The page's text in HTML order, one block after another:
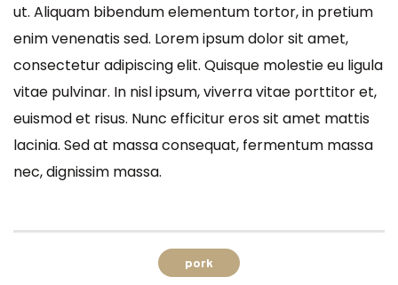
ut. Aliquam bibendum elementum tortor, in pretium
enim venenatis sed. Lorem ipsum dolor sit amet,
consectetur adipiscing elit. Quisque molestie eu ligula
vitae pulvinar. In nisl ipsum, viverra vitae porttitor et,
euismod et risus. Nunc efficitur eros sit amet mattis
lacinia. Sed at massa consequat, fermentum massa
nec, dignissim massa.
pork